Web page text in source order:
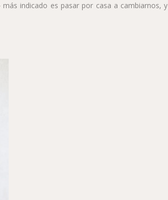
indicado es pasar por casa a cambiarnos, y